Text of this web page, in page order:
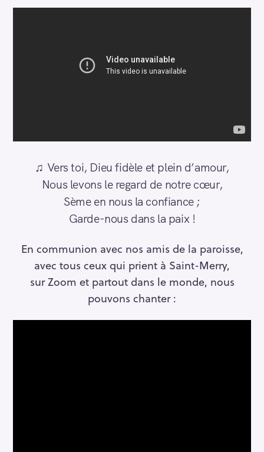
♫ Vers toi, Dieu fidèle et plein d’amour,
Nous levons le regard de notre cœur,
Sème en nous la confiance ;
Garde-nous dans la paix !
En communion avec nos amis de la paroisse,
avec tous ceux qui prient à Saint-Merry,
sur Zoom et partout dans le monde, nous
pouvons chanter :